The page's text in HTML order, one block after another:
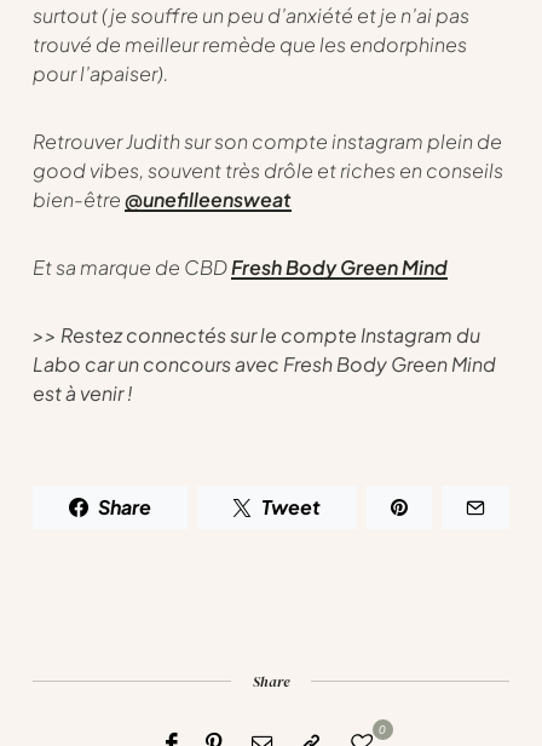
surtout (je souffre un peu d’anxiété et je n’ai pas
trouvé de meilleur remède que les endorphines
pour l’apaiser).
Retrouver Judith sur son compte instagram plein de
good vibes, souvent très drôle et riches en conseils
bien-être@unefilleensweat
Et sa marque de CBDFresh Body Green Mind
>> Restez connectés sur le compte Instagram du
Labo car un concours avec Fresh Body Green Mind
est à venir !
Share Tweet
Share
0